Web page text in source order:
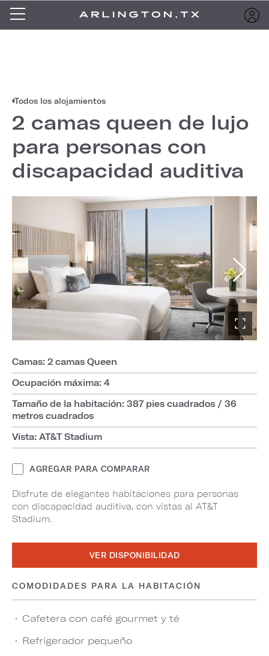
Todos los alojamientos
2 camas queen de lujo
para personas con
discapacidad auditiva
Camas: 2 camas Queen
Ocupación máxima: 4
Tamaño de la habitación: 387 pies cuadrados / 36
metros cuadrados
Vista: AT&T Stadium
AGREGAR PARA COMPARAR
Disfrute de elegantes habitaciones para personas
con discapacidad auditiva, con vistas al AT&T
Stadium.
VER DISPONIBILIDAD
COMODIDADES PARA LA HABITACIÓN
Cafetera con café gourmet y té
Refrigerador pequeño